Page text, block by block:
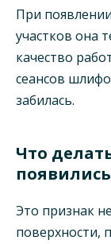
При
участков она
качество
сеансов
забилась.
Что
Это признак
поверхности,